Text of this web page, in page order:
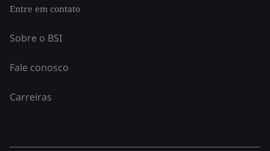
Entre em contato
Sobre o BSI
Fale conosco
Carreiras